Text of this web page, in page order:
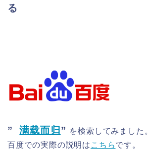
る
”满载而归 ” を検索してみました。
百度での実際の説明は こちらです。